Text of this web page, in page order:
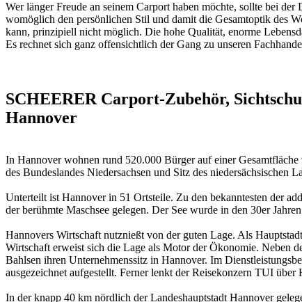
Wer länger Freude an seinem Carport haben möchte, sollte bei
womöglich den persönlichen Stil und damit die Gesamtoptik des
kann, prinzipiell nicht möglich. Die hohe Qualität, enorme
Es rechnet sich ganz offensichtlich der Gang zu unseren
SCHEERER Carport-Zubehör,
Hannover
In Hannover wohnen rund 520.000 Bürger auf einer
des Bundeslandes Niedersachsen und Sitz des
Unterteilt ist Hannover in 51 Ortsteile. Zu den bekanntesten der
der berühmte Maschsee gelegen. Der See wurde in den 30er
Hannovers Wirtschaft nutznießt von der guten Lage. Als
Wirtschaft erweist sich die Lage als Motor der Ökonomie. Neben
Bahlsen ihren Unternehmenssitz in Hannover. Im
ausgezeichnet aufgestellt. Ferner lenkt der Reisekonzern TUI über
In der knapp 40 km nördlich der Landeshauptstadt Hannover